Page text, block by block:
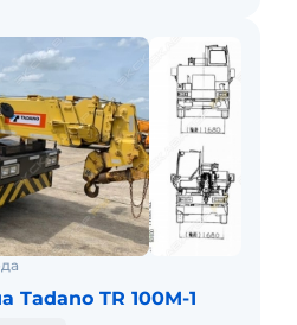
Tadano TR 100M-1